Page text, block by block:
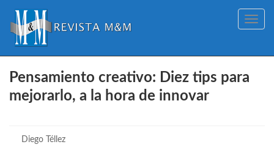
Toggle
Pensamiento creativo: Diez tips para
mejorarlo, a la hora de innovar
Diego Téllez